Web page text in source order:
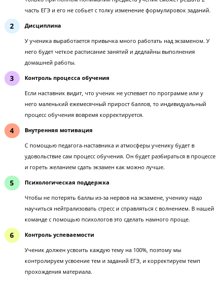
4
80+ баллов на ЕГЭ
Глубокое понимание предмета
Только при полном понимании предмета ученик сможет
Дисциплина
У ученика выработается привычка много работать над
него будет четкое расписание занятий и дедлайны выполнения
домашней работы.
Контроль процесса обучения
Если наставник видит, что ученик не успевает по программе
Внутренняя мотивация
С помощью педагога-наставника и атмосферы ученику будет в